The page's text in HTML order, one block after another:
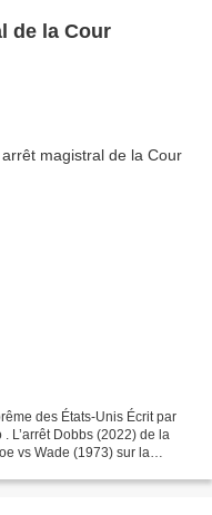
de la Cour
des États-Unis Écrit par
L’arrêt Dobbs (2022) de la
vs Wade (1973) sur la